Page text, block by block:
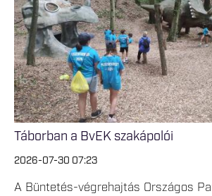
Táborban a BvEK szakápolói
2026-07-30 07:23
A Büntetés-végrehajtás Országos